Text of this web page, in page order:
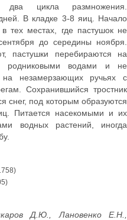
два цикла размножения.
В кладке 3-8 яиц. Начало
тех местах, где пастушок не
до середины ноября.
пастушки перебираются на
родниковыми водами и не
незамерзающих ручьях с
Сохранившийся тростник
снег, под которым образуются
Питается насекомыми и их
водных растений, иногда
Д.Ю., Лановенко Е.Н.,